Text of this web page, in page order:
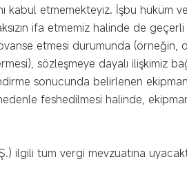
kabul etmemekteyiz. İşbu hüküm
ifa etmemiz halinde de geçerli
etmesi durumunda (örneğin,
sözleşmeye dayalı ilişkimiz
sonucunda belirlenen
feshedilmesi halinde,
ilgili tüm vergi mevzuatına